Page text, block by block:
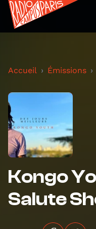
Accueil Émissions
Kongo
Salute